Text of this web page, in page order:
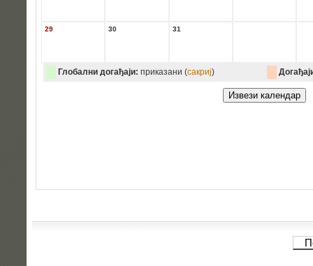
29 30 31
Глобални догађаји: приказани (сакриј)